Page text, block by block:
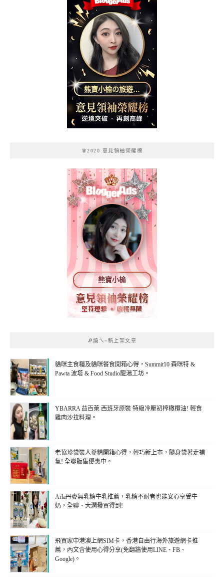
熊寶小榆の旅遊日
記
🧚2020 意見領袖榮耀榜
熊寶小榆
🔎燒ㄟ~新上架文章
貓咪主食糧及貓咪餐食開箱心得，Summit10 森咪特 &
Pawta 波塔 & Food Studio寵湯工坊。
YBARRA 益百萊 西班牙原裝 特級冷壓初榨橄欖油! 輕食
雞肉沙拉料理。
老協珍袋裝人蔘精開箱心得，輕巧新上市，隨身袋著走補
氣! 全聯販售優惠中。
Arla丹麥無乳糖牛乳推薦，乳糖不耐者也能安心享受牛
奶，全聯、大潤發買得到!
飛買家中港澳上網SIM卡，香港自由行海外旅遊網卡推
薦，內文含使用心得分享(免翻牆使用LINE、FB、
Google)。